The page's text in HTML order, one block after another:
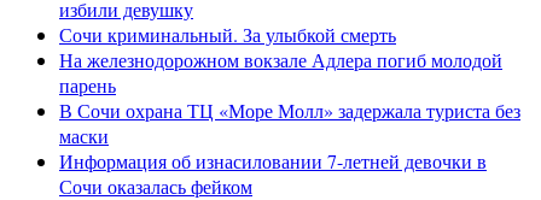
избили девушку
Сочи криминальный. За улыбкой смерть
На железнодорожном вокзале Адлера погиб молодой
парень
В Сочи охрана ТЦ «Море Молл» задержала туриста без
маски
Информация об изнасиловании 7-летней девочки в
Сочи оказалась фейком